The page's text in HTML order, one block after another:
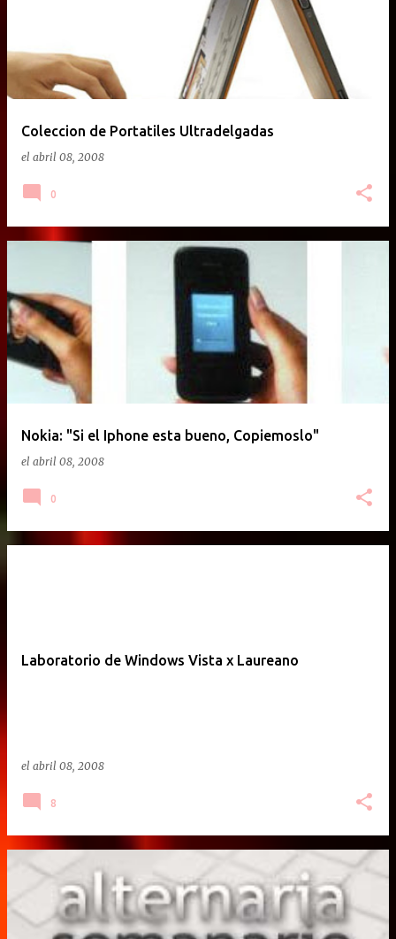
Coleccion de Portatiles Ultradelgadas
el abril 08, 2008
0
Nokia: "Si el Iphone esta bueno, Copiemoslo"
el abril 08, 2008
0
Laboratorio de Windows Vista x Laureano
el abril 08, 2008
8